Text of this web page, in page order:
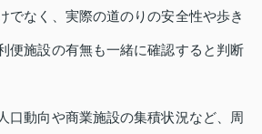
でなく、実際の道のりの安全性や歩き
便施設の有無も一緒に確認すると判断
口動向や商業施設の集積状況など、周